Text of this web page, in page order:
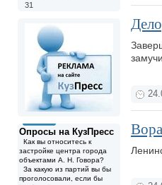
31
Опросы на КузПресс
Как вы относитесь к
застройке центра города
объектами А. Н. Говора?
За какую из партий вы бы
проголосовали, если бы